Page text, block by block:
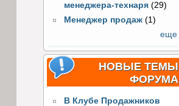
менеджера-технаря (29)
Менеджер продаж (1)
еще
НОВЫЕ ТЕМЫ
ФОРУМА
В Клубе Продажников